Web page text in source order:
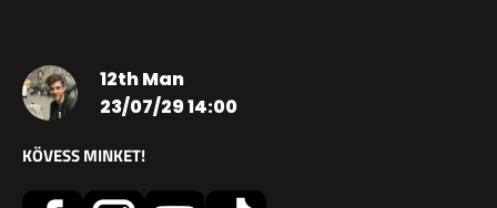
12th Man
23/07/29 14:00
KÖVESS MINKET!